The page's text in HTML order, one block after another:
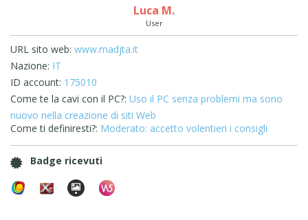
Luca M.
User
URL sito web: www.madjta.it
Nazione: IT
ID account: 175010
Come te la cavi con il PC?: Uso il PC senza problemi ma sono
nuovo nella creazione di siti Web
Come ti definiresti?: Moderato: accetto volentieri i consigli
Badge ricevuti